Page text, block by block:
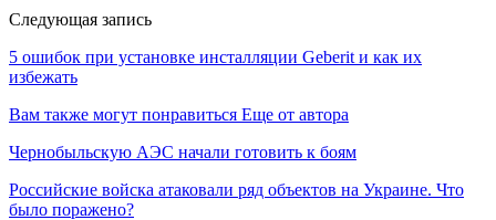
Следующая запись
5 ошибок при установке инсталляции Geberit и как их
избежать
Вам также могут понравиться Еще от автора
Чернобыльскую АЭС начали готовить к боям
Российские войска атаковали ряд объектов на Украине. Что
было поражено?